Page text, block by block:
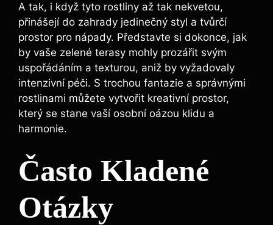
A tak, i když tyto‌ rostliny až tak nekvetou,
přinášejí do zahrady ​jedinečný styl ​a tvůrčí
prostor pro nápady. Představte si dokonce, jak
by vaše zelené terasy mohly prozářit ⁢svým
uspořádáním ‌a​ texturou, ‌aniž by vyžadovaly
intenzivní péči. S trochou fantazie a správnými
rostlinami⁢ můžete vytvořit kreativní prostor,
který se stane vaší osobní oázou klidu a
harmonie.
Často Kladené
Otázky